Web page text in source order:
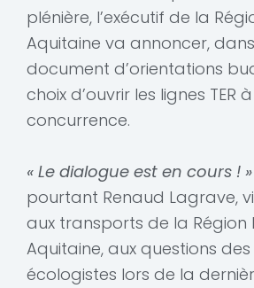
plénière, l’exécutif de la
Aquitaine va annoncer,
document d’orientations
choix d’ouvrir les lignes TER
concurrence.
« Le dialogue est en cours ! »
pourtant Renaud Lagrave,
aux transports de la Région
Aquitaine, aux questions des
écologistes lors de la